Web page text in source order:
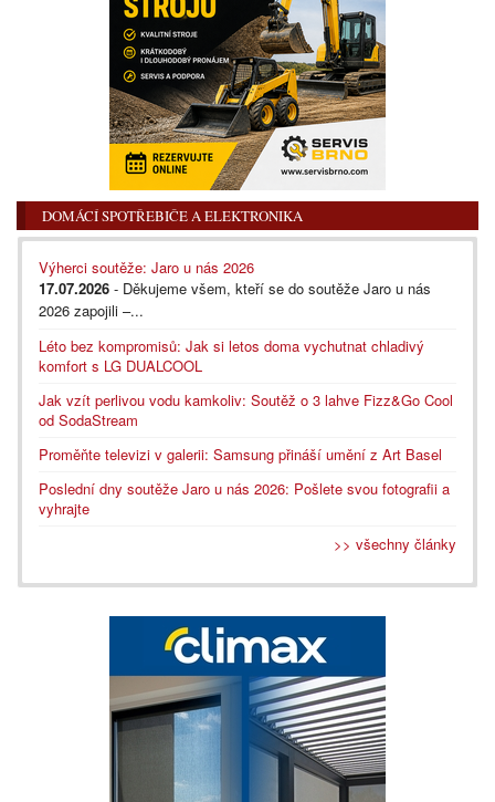
DOMÁCÍ SPOTŘEBIČE A ELEKTRONIKA
Výherci soutěže: Jaro u nás 2026
17.07.2026 - Děkujeme všem, kteří se do soutěže Jaro u nás
2026 zapojili –...
Léto bez kompromisů: Jak si letos doma vychutnat chladivý
komfort s LG DUALCOOL
Jak vzít perlivou vodu kamkoliv: Soutěž o 3 lahve Fizz&Go Cool
od SodaStream
Proměňte televizi v galerii: Samsung přináší umění z Art Basel
Poslední dny soutěže Jaro u nás 2026: Pošlete svou fotografii a
vyhrajte
>> všechny články